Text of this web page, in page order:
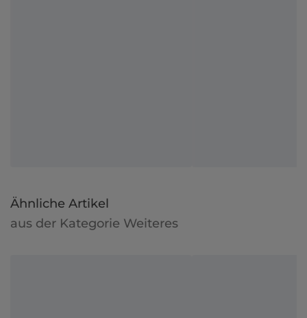
Ähnliche Artikel
aus der Kategorie Weiteres